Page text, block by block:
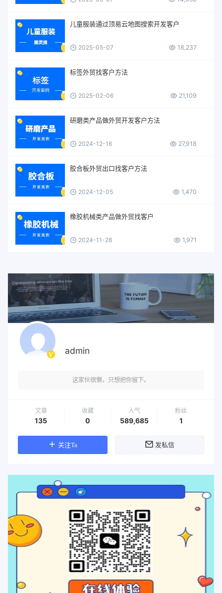
儿童服装通过顶易云地图搜索开发客户
2025-05-07 18,237
标签外贸找客户方法
2025-02-06 21,109
研磨类产品做外贸开发客户方法
2024-12-16 27,918
胶合板外贸出口找客户方法
2024-12-05 1,470
橡胶机械类产品做外贸找客户
2024-11-28 1,971
admin
这家伙很懒，只想把你留下。
文章
135
收藏
0
人气
589,685
粉丝
1
关注Ta 发私信